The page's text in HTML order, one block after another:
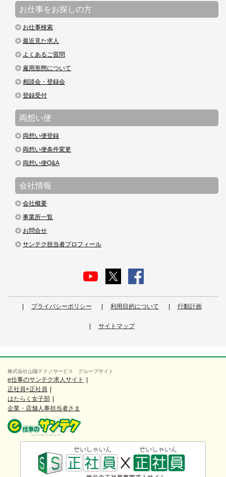
お仕事をお探しの方
お仕事検索
最近見た求人
よくあるご質問
雇用形態について
相談会・登録会
登録受付
両想い便
両想い便登録
両想い便条件変更
両想い便Q&A
会社情報
会社概要
事業所一覧
お問合せ
サンテク担当者プロフィール
プライバシーポリシー 利用目的について 行動計画
サイトマップ
株式会社山陽テクノサービス グループサイト
e仕事のサンテク求人サイト
正社員×正社員
はたらく女子部
企業・店舗人事担当者さま